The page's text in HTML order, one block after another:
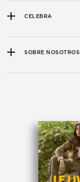
CELEBRA
SOBRE NOSOTROS